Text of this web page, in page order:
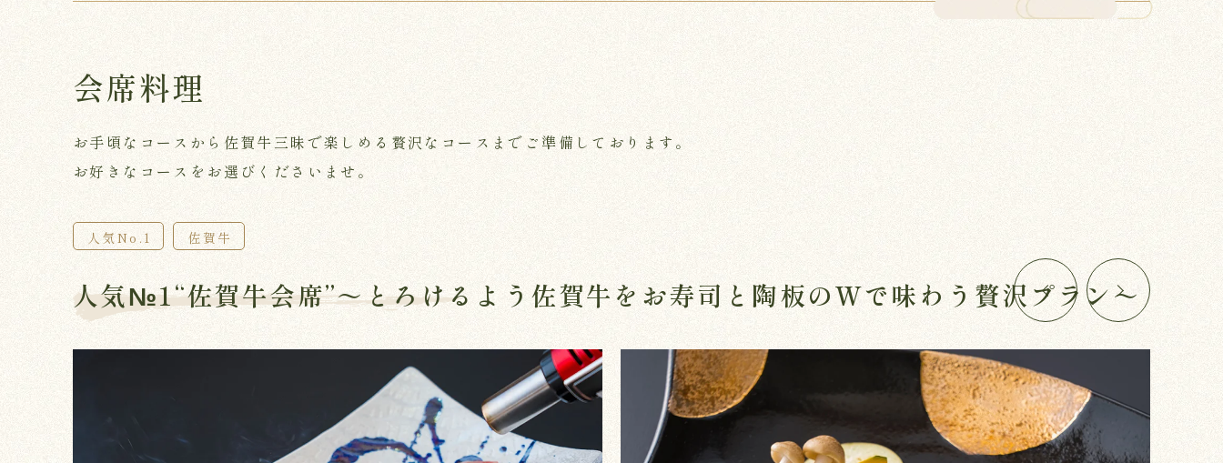
会席料理
お手頃なコースから佐賀牛三昧で楽しめる贅沢なコースまでご準備しております。
お好きなコースをお選びくださいませ。
人気No.1 佐賀牛
人気№1“佐賀牛会席”～とろけるよう佐賀牛をお寿司と陶板のWで味わう贅沢プラン～